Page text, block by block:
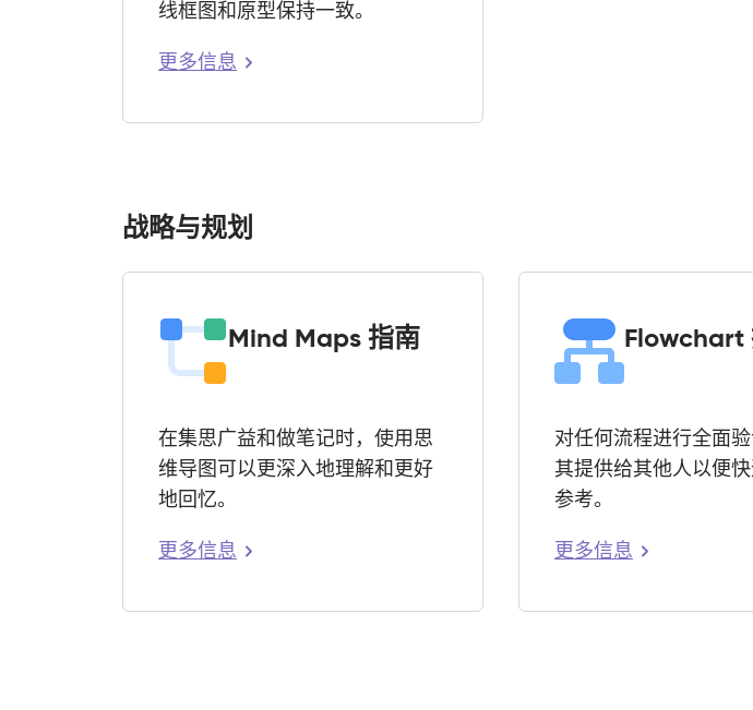
线框图和原型保持一致。
更多信息
战略与规划
Mind Maps 指南
在集思广益和做笔记时，使用思
维导图可以更深入地理解和更好
地回忆。
更多信息
Flowchart
对任何流程进行全面
其提供给其他人以便
参考。
更多信息